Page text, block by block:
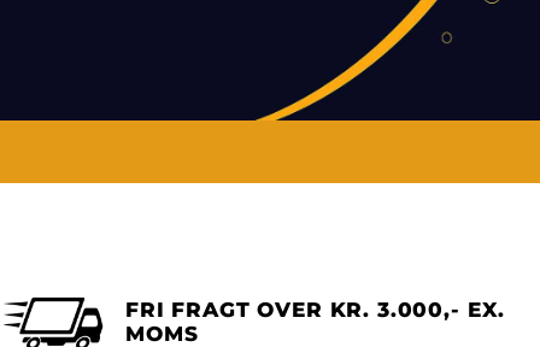
FRI FRAGT OVER KR. 3.000,- EX.
MOMS